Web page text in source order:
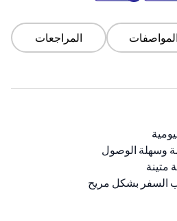
المواصفات المراجعات
وسهلة الوصول
السفر بشكل مريح
المهنية